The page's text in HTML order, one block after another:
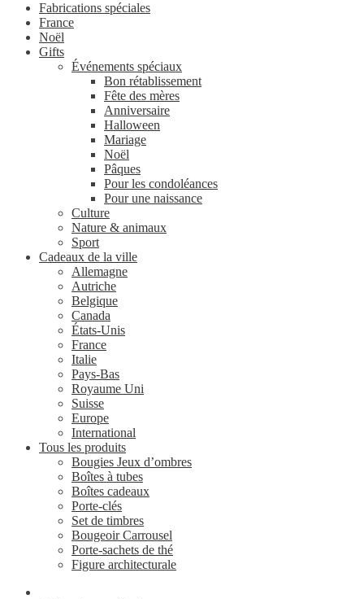
Fabrications spéciales
France
Noël
Gifts
Événements spéciaux
Bon rétablissement
Fête des mères
Anniversaire
Halloween
Mariage
Noël
Pâques
Pour les condoléances
Pour une naissance
Culture
Nature & animaux
Sport
Cadeaux de la ville
Allemagne
Autriche
Belgique
Canada
États-Unis
France
Italie
Pays-Bas
Royaume Uni
Suisse
Europe
International
Tous les produits
Bougies Jeux d’ombres
Boîtes à tubes
Boîtes cadeaux
Porte-clés
Set de timbres
Bougeoir Carrousel
Porte-sachets de thé
Figure architecturale